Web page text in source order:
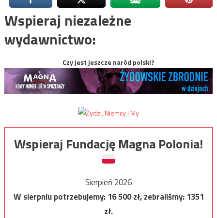
Wspieraj niezależne
wydawnictwo:
Czy jest jeszcze naród polski?
Wspieraj Fundację Magna Polonia!
Sierpień 2026
W sierpniu potrzebujemy:16 500zł, zebraliśmy:1351
zł.